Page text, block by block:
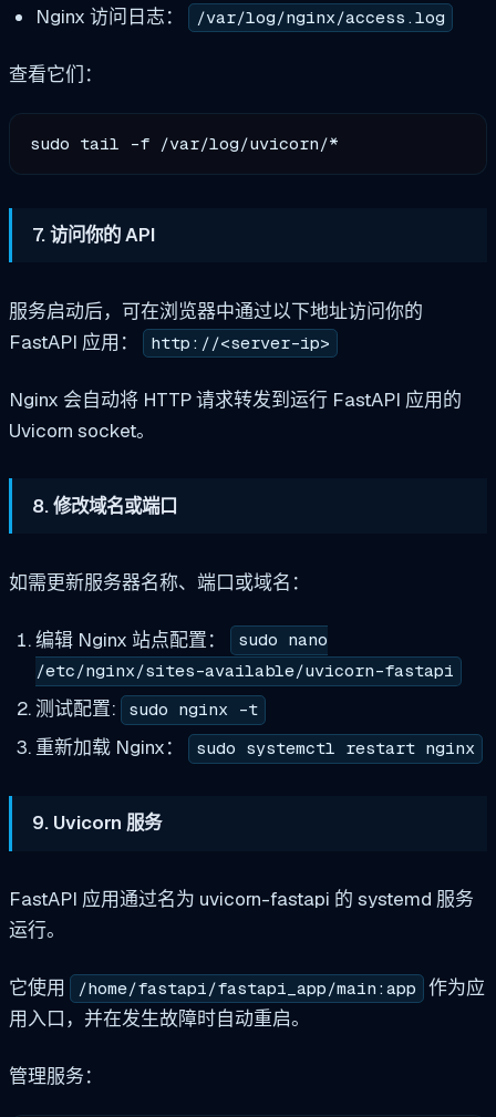
Nginx 访问日志： /var/log/nginx/access.log
查看它们：
7. 访问你的 API
服务启动后，可在浏览器中通过以下地址访问你的
FastAPI 应用：
http://<server-ip>
Nginx 会自动将 HTTP 请求转发到运行 FastAPI 应用的
Uvicorn socket。
8. 修改域名或端口
如需更新服务器名称、端口或域名：
编辑 Nginx 站点配置：
sudo nano
/etc/nginx/sites-available/uvicorn-fastapi
测试配置: sudo nginx -t
重新加载 Nginx： sudo systemctl restart nginx
9. Uvicorn 服务
FastAPI 应用通过名为 uvicorn-fastapi 的 systemd 服务
运行。
它使用 /home/fastapi/fastapi_app/main:app 作为应
用入口，并在发生故障时自动重启。
管理服务：